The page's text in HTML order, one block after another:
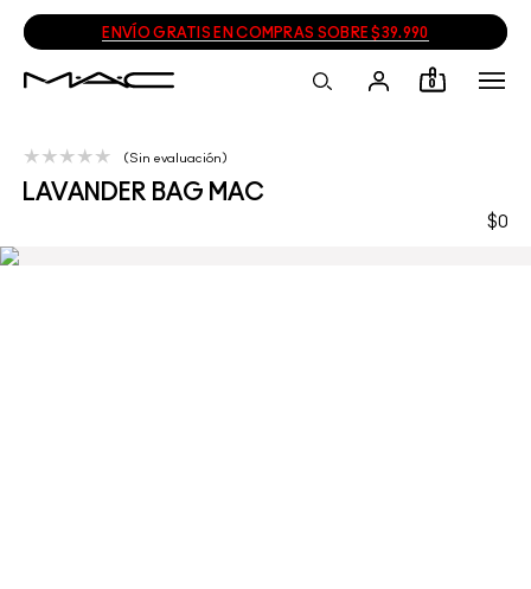
ENVÍO GRATIS EN COMPRAS SOBRE $39.990
0
LAVANDER BAG MAC
$0
Sin evaluación